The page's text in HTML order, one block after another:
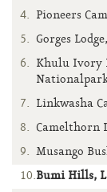
Pioneers
Gorges
Khulu Ivory
Linkwasha
Camelthorn
Musango
Bumi Hills,